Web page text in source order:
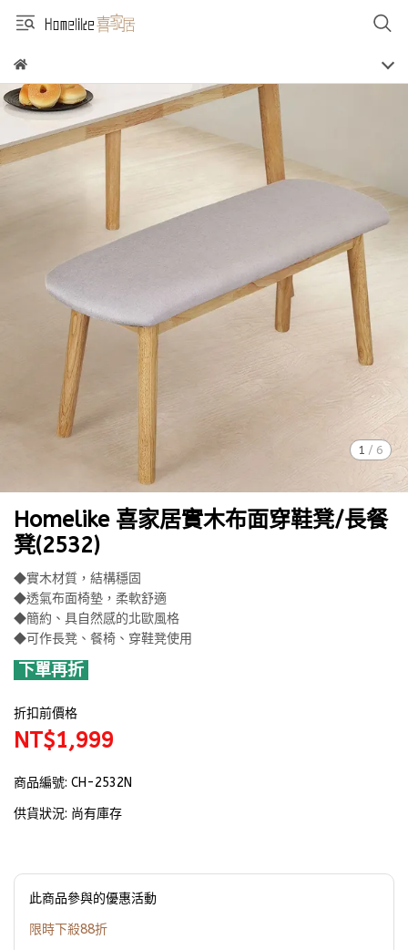
1 / 6
Homelike 喜家居實木布面穿鞋凳/長餐
凳(2532)
◆實木材質，結構穩固
◆透氣布面椅墊，柔軟舒適
◆簡約、具自然感的北歐風格
◆可作長凳、餐椅、穿鞋凳使用
下單再折
折扣前價格
NT$1,999
商品編號: CH-2532N
供貨狀況: 尚有庫存
此商品參與的優惠活動
限時下殺88折